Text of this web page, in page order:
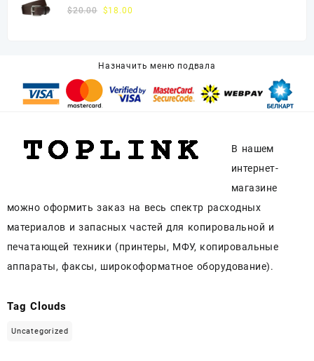
$20.00 $18.00
Назначить меню подвала
В нашем
интернет-
магазине
можно оформить заказ на весь спектр расходных
материалов и запасных частей для копировальной и
печатающей техники (принтеры, МФУ, копировальные
аппараты, факсы, широкоформатное оборудование).
Tag Clouds
Uncategorized